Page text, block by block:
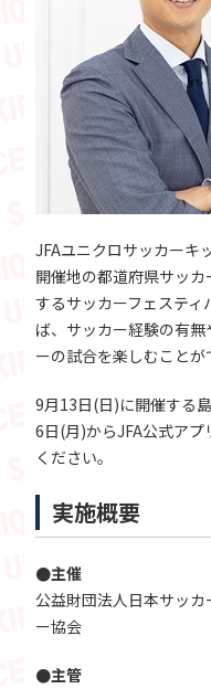
JFAユニクロサッカーキ
開催地の都道府県サッ
するサッカーフェステ
ば、サッカー経験の有
ーの試合を楽しむことが
9月13日(日)に開催する
6日(月)からJFA公式ア
ください。
実施概要
●主催
公益財団法人日本サッ
ー協会
●主管